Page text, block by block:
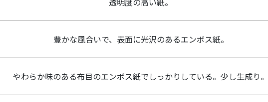
豊かな風合いで、表面に光沢のあるエンボス紙。
やわらか味のある布目のエンボス紙でしっかりしている。少し生成り。